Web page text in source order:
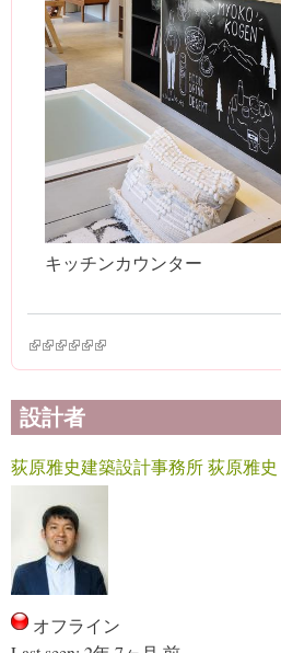
キッチンカウンター
(link is external)
(link is external)
(link is external)
(link is external)
(link is external)
(link is external)
設計者
荻原雅史建築設計事務所 荻原雅史
オフライン